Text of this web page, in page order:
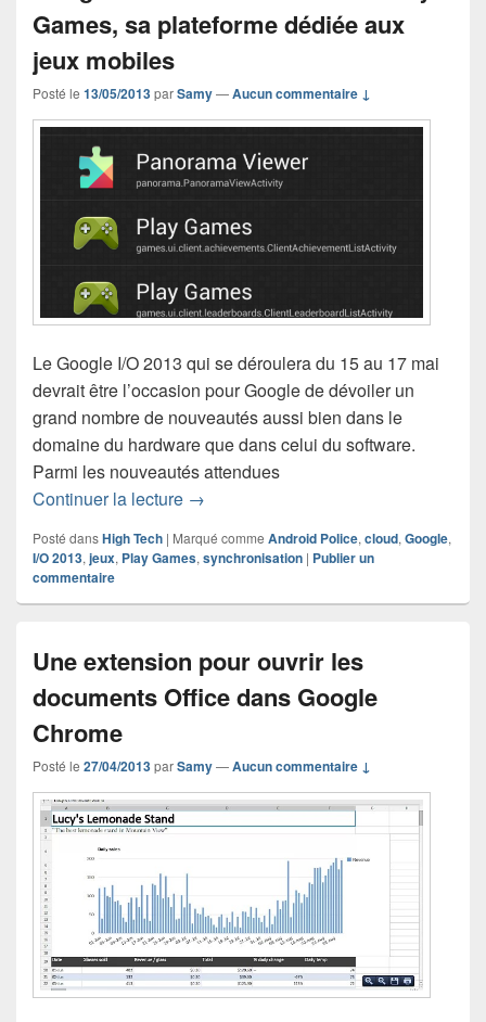
Games, sa plateforme dédiée aux
jeux mobiles
Posté le 13/05/2013parSamy—Aucun commentaire ↓
Le Google I/O 2013 qui se déroulera du 15 au 17 mai
devrait être l’occasion pour Google de dévoiler un
grand nombre de nouveautés aussi bien dans le
domaine du hardware que dans celui du software.
Parmi les nouveautés attendues
Continuer la lecture Google devrait bientôt dévoiler Play
→
Posté dansHigh Tech | Marqué comme Android Police, cloud, Google,
I/O 2013, jeux, Play Games, synchronisation | Publier un
commentaire
Une extension pour ouvrir les
documents Office dans Google
Chrome
Posté le 27/04/2013parSamy—Aucun commentaire ↓